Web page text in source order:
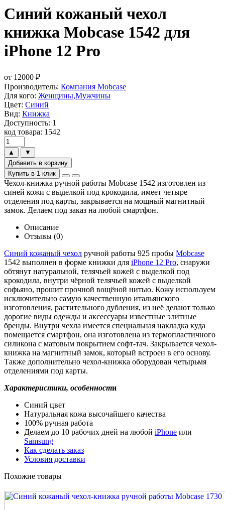
Синий кожаный чехол
книжка Mobcase 1542 для
iPhone 12 Pro
от 12000 ₽
Производитель: Компания Mobcase
Для кого: Женщины,Мужчины
Цвет: Синий
Вид: Книжка
Доступность: 1
код товара: 1542
▲
▼
Добавить в корзину
Купить в 1 клик
Чехол-книжка ручной работы Mobcase 1542 изготовлен из
синей кожи с выделкой под крокодила, имеет четыре
отделения под карты, закрывается на мощный магнитный
замок. Делаем под заказ на любой смартфон.
Описание
Отзывы (0)
Синий кожаный чехол ручной работы 925 пробы Mobcase
1542 выполнен в форме книжки для iPhone 12 Pro, снаружи
обтянут натуральной, телячьей кожей с выделкой под
крокодила, внутри чёрной телячьей кожей с выделкой
софьяно, прошит прочной вощёной нитью. Кожу используем
исключительно самую качественную итальянского
изготовления, растительного дубления, из неё делают только
дорогие виды одежды и аксессуары известные элитные
бренды. Внутри чехла имеется специальная накладка куда
помещается смартфон, она изготовлена из термопластичного
силикона с матовым покрытием софт-тач. Закрывается чехол-
книжка на магнитный замок, который встроен в его основу.
Также дополнительно чехол-книжка оборудован четырьмя
отделениями под карты.
Характеристики, особенности
Синий цвет
Натуральная кожа высочайшего качества
100% ручная работа
Делаем до 10 рабочих дней на любой iPhone или
Samsung
Как сделать заказ
Условия доставки
Похожие товары